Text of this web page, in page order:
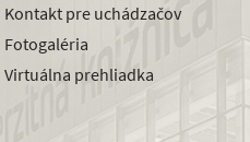
Kontakt pre uchádzačov
Fotogaléria
Virtuálna prehliadka